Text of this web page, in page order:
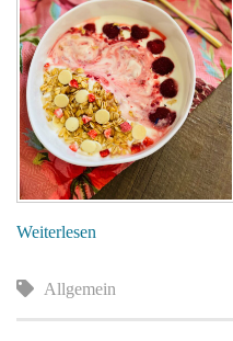
Weiterlesen
Allgemein